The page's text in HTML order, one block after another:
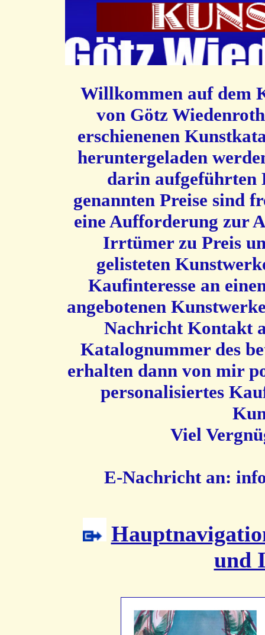
Willkommen auf dem
von Götz
erschienenen
heruntergeladen
darin aufgeführten
genannten Preise sind
eine Aufforderung zur
Irrtümer zu Preis
gelisteten
Kaufinteresse an
angebotenen
Nachricht Kontakt
Katalognummer des
erhalten dann von mir
personalisiertes
Viel
E-Nachricht an:
und